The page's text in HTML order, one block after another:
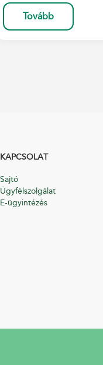
Tovább
KAPCSOLAT
Sajtó
Ügyfélszolgálat
E-ügyintézés